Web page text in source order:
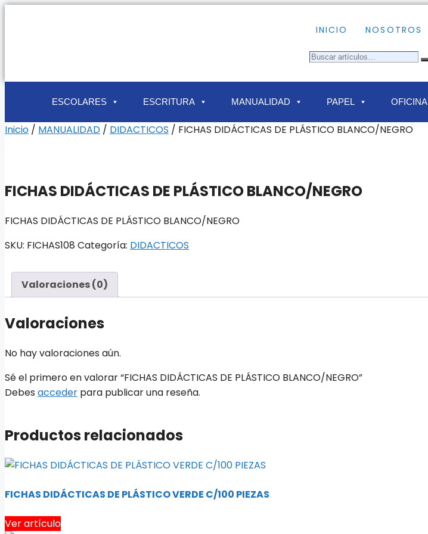
INICIO NOSOTROS
ESCOLARES ESCRITURA MANUALIDAD PAPEL OFICINA
Inicio / MANUALIDAD / DIDACTICOS / FICHAS DIDÁCTICAS DE PLÁSTICO BLANCO/NEGRO
FICHAS DIDÁCTICAS DE PLÁSTICO BLANCO/NEGRO
FICHAS DIDÁCTICAS DE PLÁSTICO BLANCO/NEGRO
SKU: FICHAS108 Categoría: DIDACTICOS
Valoraciones (0)
Valoraciones
No hay valoraciones aún.
Sé el primero en valorar “FICHAS DIDÁCTICAS DE PLÁSTICO BLANCO/NEGRO”
Debes acceder para publicar una reseña.
Productos relacionados
FICHAS DIDÁCTICAS DE PLÁSTICO VERDE C/100 PIEZAS
Ver artículo